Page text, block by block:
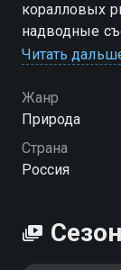
коралловых
надводные
рек, озёр,
Читать
Жанр
Природа
Страна
Россия